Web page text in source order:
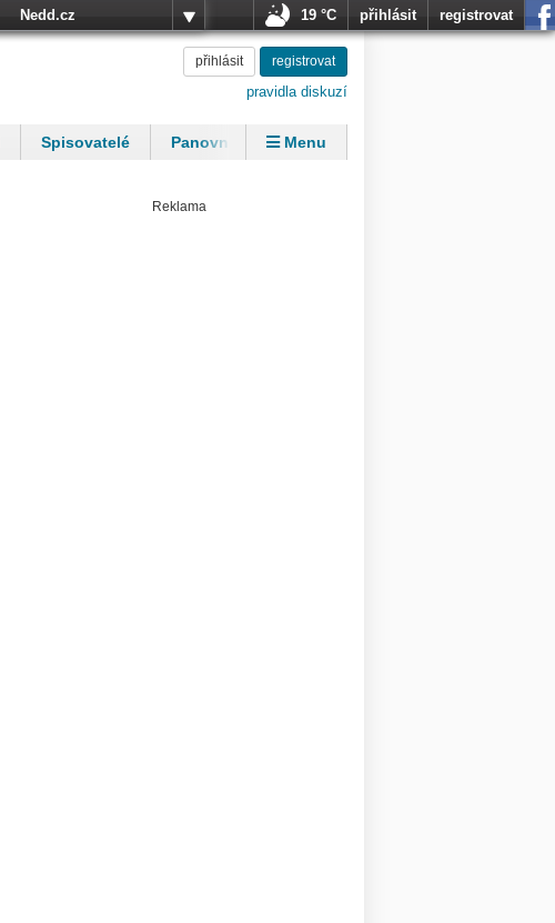
Nedd.cz
19 °C přihlásit registrovat
přihlásit registrovat
pravidla diskuzí
Spisovatelé
Panovníci
Menu